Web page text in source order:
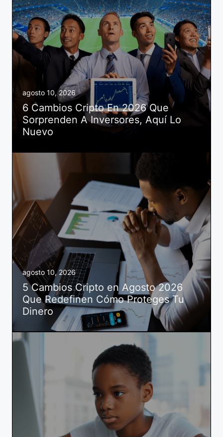
agosto 10, 2026
6 Cambios Cripto En 2026 Que
Sorprenden A Inversores, Aquí Lo
Nuevo
agosto 10, 2026
5 Cambios Cripto en Agosto 2026
Que Redefinen Cómo Proteges Tu
Dinero